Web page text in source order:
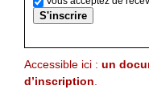
Accessible ici : un
d’inscription